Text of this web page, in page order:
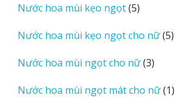
Nước hoa mùi kẹo ngọt 55
phẩm
Nước hoa mùi kẹo ngọt cho nữ 55
Nước hoa mùi ngọt cho nữ 33
phẩm
Nước hoa mùi ngọt mát cho nữ 11